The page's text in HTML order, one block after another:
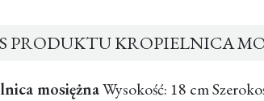
PRODUKTU KROPIELNICA
mosiężnaWysokość: 18 cm